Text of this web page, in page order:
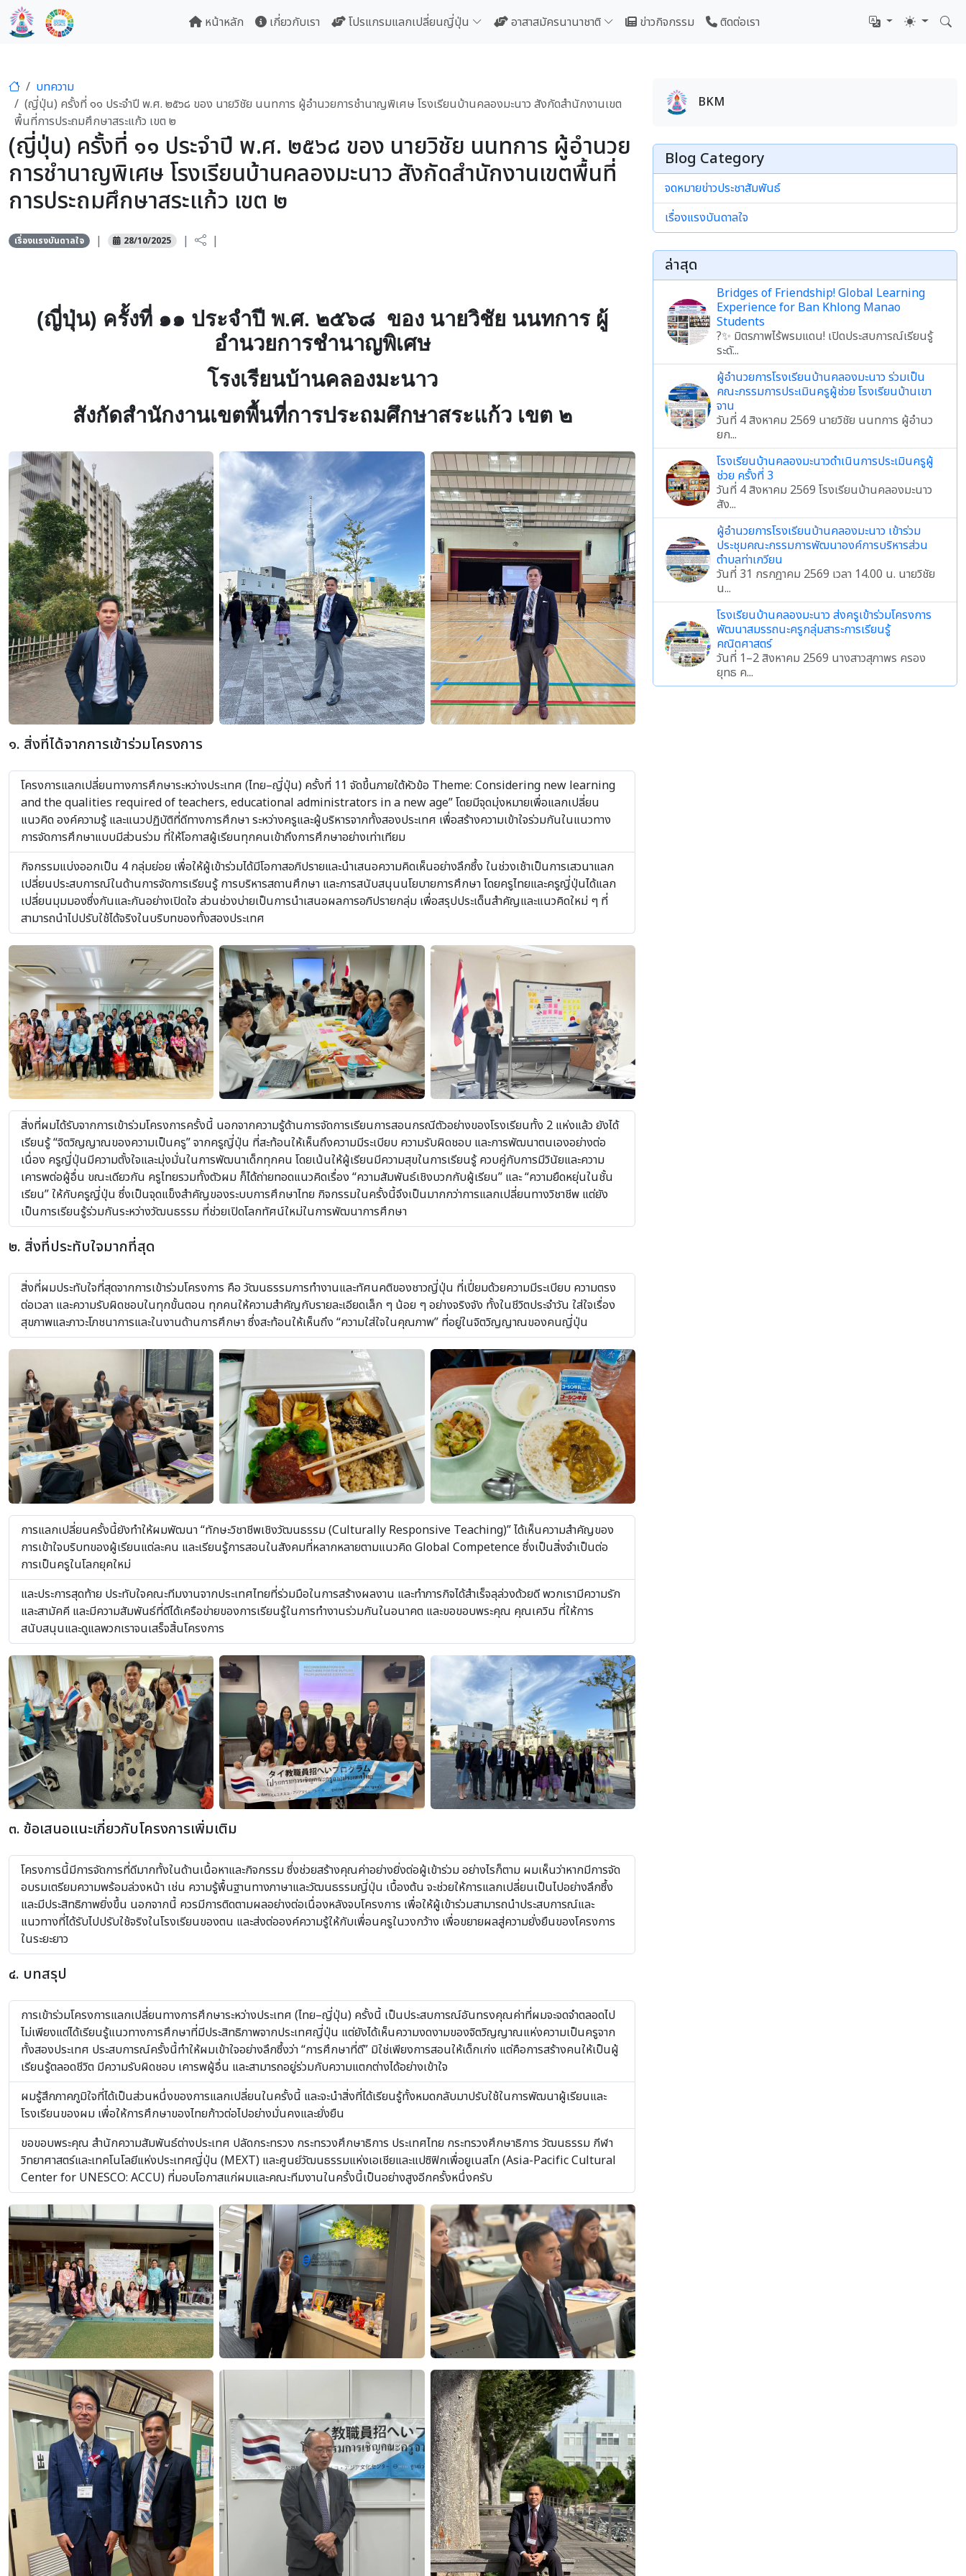
หน้าหลัก เกี่ยวกับเรา โปรแกรมแลกเปลี่ยนญี่ปุ่น อาสาสมัครนานาชาติ ข่าวกิจกรรม ติดต่อเรา
บทความ
(ญี่ปุ่น) ครั้งที่ ๑๑ ประจำปี พ.ศ. ๒๕๖๘ ของ นายวิชัย นนทการ ผู้อำนวยการชำนาญพิเศษ โรงเรียนบ้านคลองมะนาว สังกัดสำนักงานเขต
พื้นที่การประถมศึกษาสระแก้ว เขต ๒
(ญี่ปุ่น) ครั้งที่ ๑๑ ประจำปี พ.ศ. ๒๕๖๘ ของ นายวิชัย นนทการ ผู้อำนวย
การชำนาญพิเศษ โรงเรียนบ้านคลองมะนาว สังกัดสำนักงานเขตพื้นที่
การประถมศึกษาสระแก้ว เขต ๒
เรื่องแรงบันดาลใจ | 28/10/2025 | |
(ญี่ปุ่น) ครั้งที่ ๑๑ ประจำปี พ.ศ. ๒๕๖๘ ของ นายวิชัย นนทการ ผู้
อำนวยการชำนาญพิเศษ
โรงเรียนบ้านคลองมะนาว
สังกัดสำนักงานเขตพื้นที่การประถมศึกษาสระแก้ว เขต ๒
๑. สิ่งที่ได้จากการเข้าร่วมโครงการ
โครงการแลกเปลี่ยนทางการศึกษาระหว่างประเทศ (ไทย–ญี่ปุ่น) ครั้งที่ 11 จัดขึ้นภายใต้หัวข้อ Theme: Considering new learning
and the qualities required of teachers, educational administrators in a new age” โดยมีจุดมุ่งหมายเพื่อแลกเปลี่ยน
แนวคิด องค์ความรู้ และแนวปฏิบัติที่ดีทางการศึกษา ระหว่างครูและผู้บริหารจากทั้งสองประเทศ เพื่อสร้างความเข้าใจร่วมกันในแนวทาง
การจัดการศึกษาแบบมีส่วนร่วม ที่ให้โอกาสผู้เรียนทุกคนเข้าถึงการศึกษาอย่างเท่าเทียม
กิจกรรมแบ่งออกเป็น 4 กลุ่มย่อย เพื่อให้ผู้เข้าร่วมได้มีโอกาสอภิปรายและนำเสนอความคิดเห็นอย่างลึกซึ้ง ในช่วงเช้าเป็นการเสวนาแลก
เปลี่ยนประสบการณ์ในด้านการจัดการเรียนรู้ การบริหารสถานศึกษา และการสนับสนุนนโยบายการศึกษา โดยครูไทยและครูญี่ปุ่นได้แลก
เปลี่ยนมุมมองซึ่งกันและกันอย่างเปิดใจ ส่วนช่วงบ่ายเป็นการนำเสนอผลการอภิปรายกลุ่ม เพื่อสรุปประเด็นสำคัญและแนวคิดใหม่ ๆ ที่
สามารถนำไปปรับใช้ได้จริงในบริบทของทั้งสองประเทศ
สิ่งที่ผมได้รับจากการเข้าร่วมโครงการครั้งนี้ นอกจากความรู้ด้านการจัดการเรียนการสอนกรณีตัวอย่างของโรงเรียนทั้ง 2 แห่งแล้ว ยังได้
เรียนรู้ “จิตวิญญาณของความเป็นครู” จากครูญี่ปุ่น ที่สะท้อนให้เห็นถึงความมีระเบียบ ความรับผิดชอบ และการพัฒนาตนเองอย่างต่อ
เนื่อง ครูญี่ปุ่นมีความตั้งใจและมุ่งมั่นในการพัฒนาเด็กทุกคน โดยเน้นให้ผู้เรียนมีความสุขในการเรียนรู้ ควบคู่กับการมีวินัยและความ
เคารพต่อผู้อื่น ขณะเดียวกัน ครูไทยรวมทั้งตัวผม ก็ได้ถ่ายทอดแนวคิดเรื่อง “ความสัมพันธ์เชิงบวกกับผู้เรียน” และ “ความยืดหยุ่นในชั้น
เรียน” ให้กับครูญี่ปุ่น ซึ่งเป็นจุดแข็งสำคัญของระบบการศึกษาไทย กิจกรรมในครั้งนี้จึงเป็นมากกว่าการแลกเปลี่ยนทางวิชาชีพ แต่ยัง
เป็นการเรียนรู้ร่วมกันระหว่างวัฒนธรรม ที่ช่วยเปิดโลกทัศน์ใหม่ในการพัฒนาการศึกษา
๒. สิ่งที่ประทับใจมากที่สุด
สิ่งที่ผมประทับใจที่สุดจากการเข้าร่วมโครงการ คือ วัฒนธรรมการทำงานและทัศนคติของชาวญี่ปุ่น ที่เปี่ยมด้วยความมีระเบียบ ความตรง
ต่อเวลา และความรับผิดชอบในทุกขั้นตอน ทุกคนให้ความสำคัญกับรายละเอียดเล็ก ๆ น้อย ๆ อย่างจริงจัง ทั้งในชีวิตประจำวัน ใส่ใจเรื่อง
สุขภาพและภาวะโภชนาการและในงานด้านการศึกษา ซึ่งสะท้อนให้เห็นถึง “ความใส่ใจในคุณภาพ” ที่อยู่ในจิตวิญญาณของคนญี่ปุ่น
การแลกเปลี่ยนครั้งนี้ยังทำให้ผมพัฒนา “ทักษะวิชาชีพเชิงวัฒนธรรม (Culturally Responsive Teaching)” ได้เห็นความสำคัญของ
การเข้าใจบริบทของผู้เรียนแต่ละคน และเรียนรู้การสอนในสังคมที่หลากหลายตามแนวคิด Global Competence ซึ่งเป็นสิ่งจำเป็นต่อ
การเป็นครูในโลกยุคใหม่
และประการสุดท้าย ประทับใจคณะทีมงานจากประเทศไทยที่ร่วมมือในการสร้างผลงาน และทำภารกิจได้สำเร็จลุล่วงด้วยดี พวกเรามีความรัก
และสามัคคี และมีความสัมพันธ์ที่ดีได้เครือข่ายของการเรียนรู้ในการทำงานร่วมกันในอนาคต และขอขอบพระคุณ คุณเควิน ที่ให้การ
สนับสนุนและดูแลพวกเราจนเสร็จสิ้นโครงการ
๓. ข้อเสนอแนะเกี่ยวกับโครงการเพิ่มเติม
โครงการนี้มีการจัดการที่ดีมากทั้งในด้านเนื้อหาและกิจกรรม ซึ่งช่วยสร้างคุณค่าอย่างยิ่งต่อผู้เข้าร่วม อย่างไรก็ตาม ผมเห็นว่าหากมีการจัด
อบรมเตรียมความพร้อมล่วงหน้า เช่น ความรู้พื้นฐานทางภาษาและวัฒนธรรมญี่ปุ่น เบื้องต้น จะช่วยให้การแลกเปลี่ยนเป็นไปอย่างลึกซึ้ง
และมีประสิทธิภาพยิ่งขึ้น นอกจากนี้ ควรมีการติดตามผลอย่างต่อเนื่องหลังจบโครงการ เพื่อให้ผู้เข้าร่วมสามารถนำประสบการณ์และ
แนวทางที่ได้รับไปปรับใช้จริงในโรงเรียนของตน และส่งต่อองค์ความรู้ให้กับเพื่อนครูในวงกว้าง เพื่อขยายผลสู่ความยั่งยืนของโครงการ
ในระยะยาว
๔. บทสรุป
การเข้าร่วมโครงการแลกเปลี่ยนทางการศึกษาระหว่างประเทศ (ไทย–ญี่ปุ่น) ครั้งนี้ เป็นประสบการณ์อันทรงคุณค่าที่ผมจะจดจำตลอดไป
ไม่เพียงแต่ได้เรียนรู้แนวทางการศึกษาที่มีประสิทธิภาพจากประเทศญี่ปุ่น แต่ยังได้เห็นความงดงามของจิตวิญญาณแห่งความเป็นครูจาก
ทั้งสองประเทศ ประสบการณ์ครั้งนี้ทำให้ผมเข้าใจอย่างลึกซึ้งว่า “การศึกษาที่ดี” มิใช่เพียงการสอนให้เด็กเก่ง แต่คือการสร้างคนให้เป็นผู้
เรียนรู้ตลอดชีวิต มีความรับผิดชอบ เคารพผู้อื่น และสามารถอยู่ร่วมกับความแตกต่างได้อย่างเข้าใจ
ผมรู้สึกภาคภูมิใจที่ได้เป็นส่วนหนึ่งของการแลกเปลี่ยนในครั้งนี้ และจะนำสิ่งที่ได้เรียนรู้ทั้งหมดกลับมาปรับใช้ในการพัฒนาผู้เรียนและ
โรงเรียนของผม เพื่อให้การศึกษาของไทยก้าวต่อไปอย่างมั่นคงและยั่งยืน
ขอขอบพระคุณ สำนักความสัมพันธ์ต่างประเทศ ปลัดกระทรวง กระทรวงศึกษาธิการ ประเทศไทย กระทรวงศึกษาธิการ วัฒนธรรม กีฬา
วิทยาศาสตร์และเทคโนโลยีแห่งประเทศญี่ปุ่น (MEXT) และศูนย์วัฒนธรรมแห่งเอเชียและแปซิฟิกเพื่อยูเนสโก (Asia-Pacific Cultural
Center for UNESCO: ACCU) ที่มอบโอกาสแก่ผมและคณะทีมงานในครั้งนี้เป็นอย่างสูงอีกครั้งหนึ่งครับ
BKM
Blog Category
จดหมายข่าวประชาสัมพันธ์
เรื่องแรงบันดาลใจ
ล่าสุด
Bridges of Friendship! Global Learning
Experience for Ban Khlong Manao
Students
?✨ มิตรภาพไร้พรมแดน! เปิดประสบการณ์เรียนรู้
ระดั...
ผู้อำนวยการโรงเรียนบ้านคลองมะนาว ร่วมเป็น
คณะกรรมการประเมินครูผู้ช่วย โรงเรียนบ้านเขา
จาน
วันที่ 4 สิงหาคม 2569 นายวิชัย นนทการ ผู้อำนว
ยก...
โรงเรียนบ้านคลองมะนาวดำเนินการประเมินครูผู้
ช่วย ครั้งที่ 3
วันที่ 4 สิงหาคม 2569 โรงเรียนบ้านคลองมะนาว
สัง...
ผู้อำนวยการโรงเรียนบ้านคลองมะนาว เข้าร่วม
ประชุมคณะกรรมการพัฒนาองค์การบริหารส่วน
ตำบลท่าเกวียน
วันที่ 31 กรกฎาคม 2569 เวลา 14.00 น. นายวิชัย
น...
โรงเรียนบ้านคลองมะนาว ส่งครูเข้าร่วมโครงการ
พัฒนาสมรรถนะครูกลุ่มสาระการเรียนรู้
คณิตศาสตร์
วันที่ 1–2 สิงหาคม 2569 นางสาวสุภาพร ครอง
ยุทธ ค...